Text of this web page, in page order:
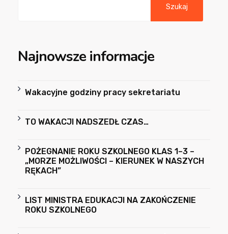
Szukaj
Najnowsze informacje
Wakacyjne godziny pracy sekretariatu
TO WAKACJI NADSZEDŁ CZAS…
POŻEGNANIE ROKU SZKOLNEGO KLAS 1–3 –
„MORZE MOŻLIWOŚCI – KIERUNEK W NASZYCH
RĘKACH”
LIST MINISTRA EDUKACJI NA ZAKOŃCZENIE
ROKU SZKOLNEGO